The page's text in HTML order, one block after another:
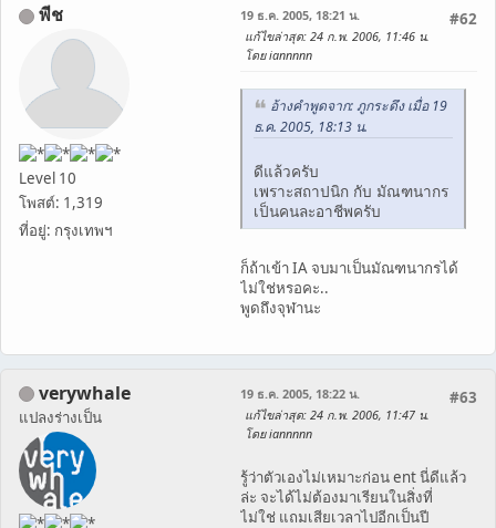
พีช
Level 10
โพสต์: 1,319
ที่อยู่: กรุงเทพฯ
#62
19 ธ.ค. 2005, 18:21 น.
แก้ไขล่าสุด: 24 ก.พ. 2006, 11:46 น.
โดย iannnnn
อ้างคำพูดจาก: ภูกระดึง เมื่อ 19
ธ.ค. 2005, 18:13 น.
ดีแล้วครับ
เพราะสถาปนิก กับ มัณฑนากร
เป็นคนละอาชีพครับ
ก็ถ้าเข้า IA จบมาเป็นมัณฑนากรได้
ไม่ใช่หรอคะ..
พูดถึงจุฬานะ
verywhale
แปลงร่างเป็น
#63
19 ธ.ค. 2005, 18:22 น.
แก้ไขล่าสุด: 24 ก.พ. 2006, 11:47 น.
โดย iannnnn
รู้ว่าตัวเองไม่เหมาะก่อน ent นี่ดีแล้ว
ล่ะ จะได้ไม่ต้องมาเรียนในสิ่งที่
ไม่ใช่ แถมเสียเวลาไปอีกเป็นปี